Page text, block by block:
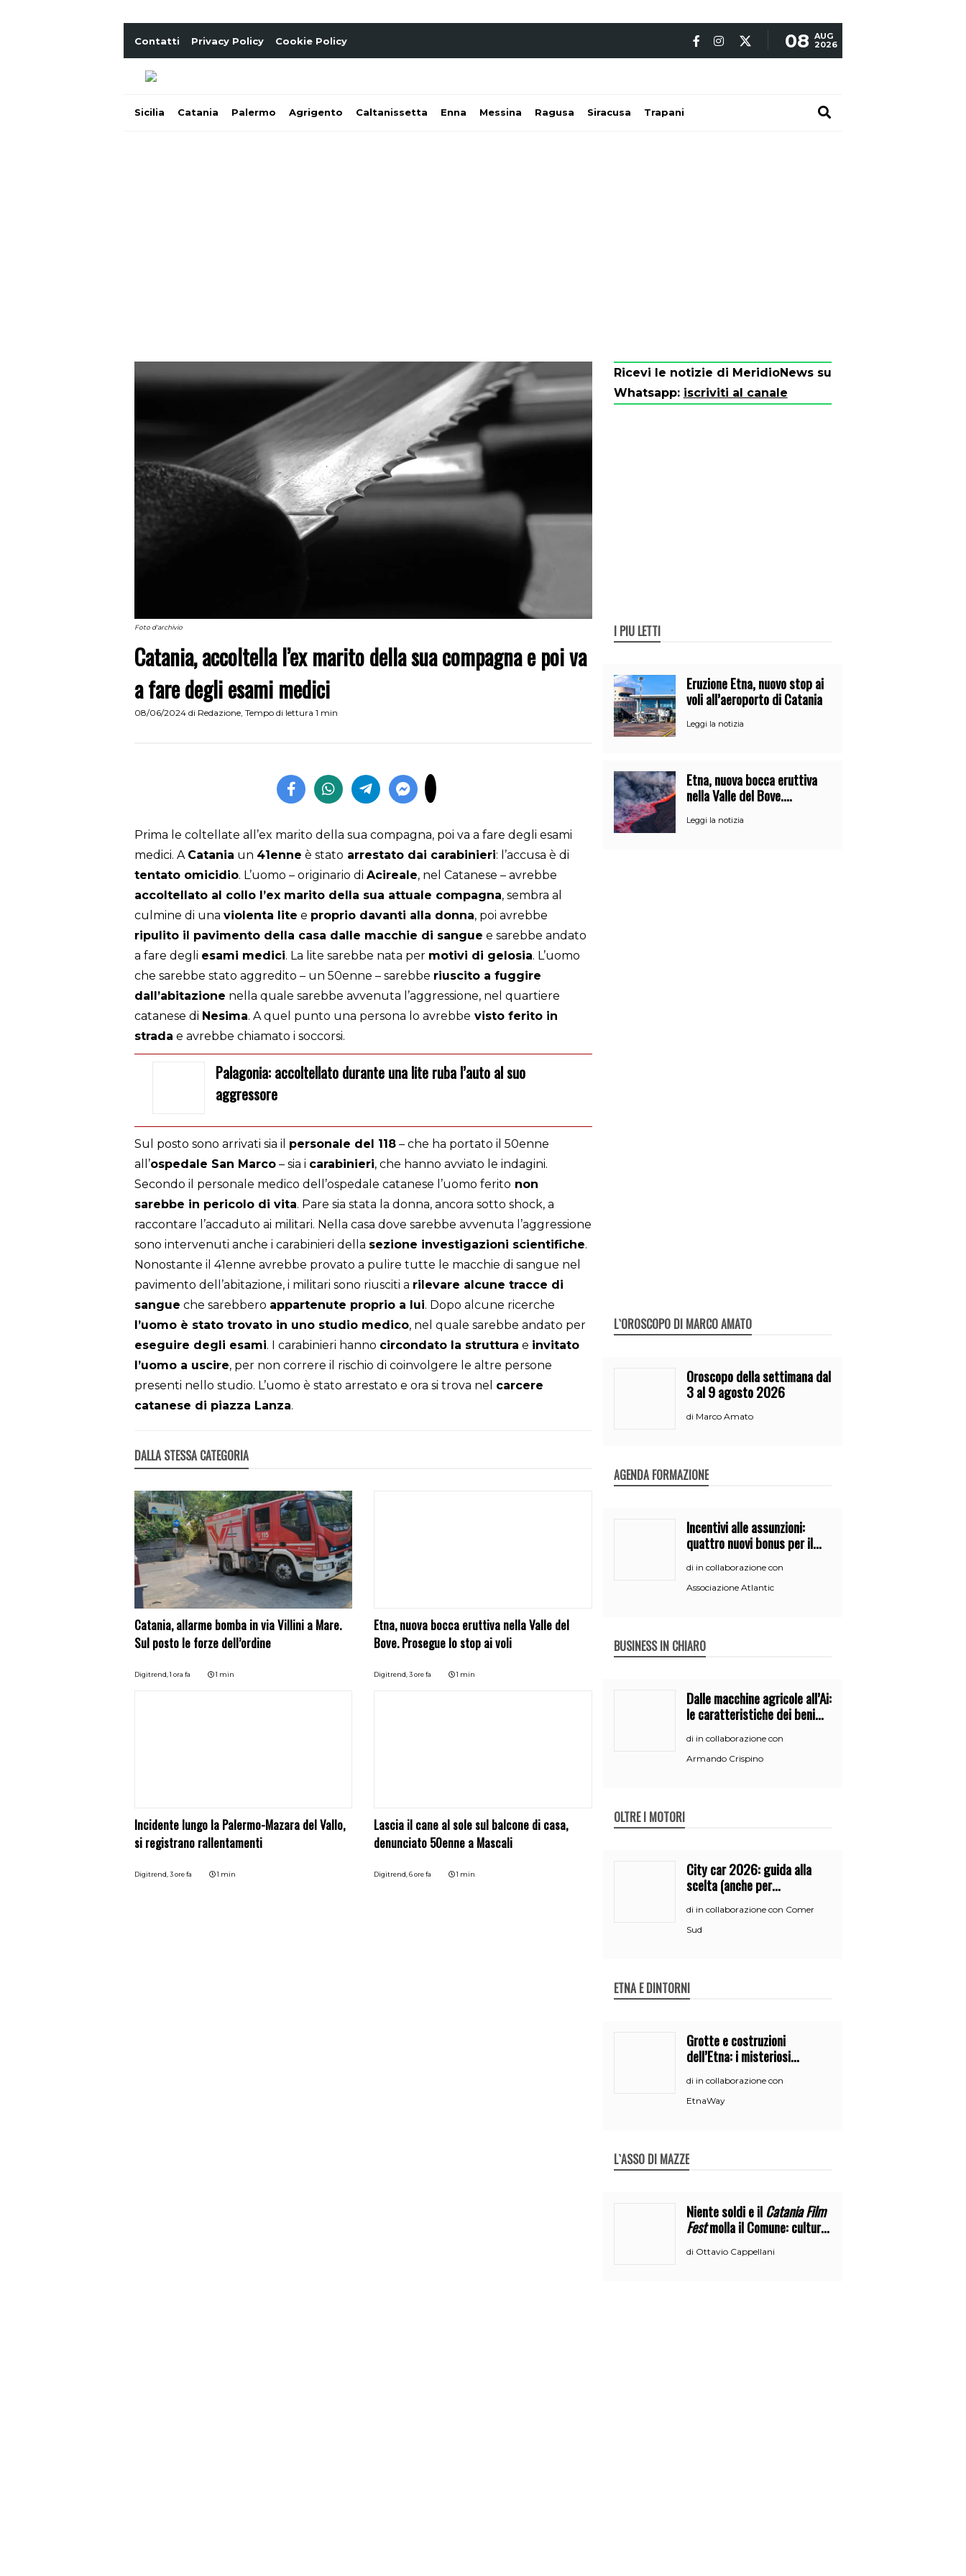
Contatti Privacy Policy Cookie Policy 08 AUG
2026
Sicilia Catania Palermo Agrigento Caltanissetta Enna Messina Ragusa Siracusa Trapani
Foto d'archivio
Catania, accoltella l’ex marito della sua compagna e poi va
a fare degli esami medici
08/06/2024 di Redazione, Tempo di lettura 1 min
Prima le coltellate all’ex marito della sua compagna, poi va a fare degli esami
medici. A Catania un 41enne è stato arrestato dai carabinieri: l’accusa è di
tentato omicidio. L’uomo – originario di Acireale, nel Catanese – avrebbe
accoltellato al collo l’ex marito della sua attuale compagna, sembra al
culmine di una violenta lite e proprio davanti alla donna, poi avrebbe
ripulito il pavimento della casa dalle macchie di sangue e sarebbe andato
a fare degli esami medici. La lite sarebbe nata per motivi di gelosia. L’uomo
che sarebbe stato aggredito – un 50enne – sarebbe riuscito a fuggire
dall’abitazione nella quale sarebbe avvenuta l’aggressione, nel quartiere
catanese di Nesima. A quel punto una persona lo avrebbe visto ferito in
strada e avrebbe chiamato i soccorsi.
Palagonia: accoltellato durante una lite ruba l’auto al suo
aggressore
Sul posto sono arrivati sia il personale del 118 – che ha portato il 50enne
all’ospedale San Marco – sia i carabinieri, che hanno avviato le indagini.
Secondo il personale medico dell’ospedale catanese l’uomo ferito non
sarebbe in pericolo di vita. Pare sia stata la donna, ancora sotto shock, a
raccontare l’accaduto ai militari. Nella casa dove sarebbe avvenuta l’aggressione
sono intervenuti anche i carabinieri della sezione investigazioni scientifiche.
Nonostante il 41enne avrebbe provato a pulire tutte le macchie di sangue nel
pavimento dell’abitazione, i militari sono riusciti a rilevare alcune tracce di
sangue che sarebbero appartenute proprio a lui. Dopo alcune ricerche
l’uomo è stato trovato in uno studio medico, nel quale sarebbe andato per
eseguire degli esami. I carabinieri hanno circondato la struttura e invitato
l’uomo a uscire, per non correre il rischio di coinvolgere le altre persone
presenti nello studio. L’uomo è stato arrestato e ora si trova nel carcere
catanese di piazza Lanza.
DALLA STESSA CATEGORIA
Catania, allarme bomba in via Villini a Mare.
Sul posto le forze dell’ordine
Digitrend,1 ora fa 1 min
Etna, nuova bocca eruttiva nella Valle del
Bove. Prosegue lo stop ai voli
Digitrend,3 ore fa 1 min
Incidente lungo la Palermo-Mazara del Vallo,
si registrano rallentamenti
Digitrend, 3 ore fa 1 min
Lascia il cane al sole sul balcone di casa,
denunciato 50enne a Mascali
Digitrend,6 ore fa 1 min
Ricevi le notizie di MeridioNews su
Whatsapp: iscriviti al canale
I PIÙ LETTI
Eruzione Etna, nuovo stop ai
voli all’aeroporto di Catania
Leggi la notizia
Etna, nuova bocca eruttiva
nella Valle del Bove.
Leggi la notizia
L`OROSCOPO DI MARCO AMATO
Oroscopo della settimana dal
3 al 9 agosto 2026
di Marco Amato
AGENDA FORMAZIONE
Incentivi alle assunzioni:
quattro nuovi bonus per il
di in collaborazione con
Associazione Atlantic
BUSINESS IN CHIARO
Dalle macchine agricole all’Ai:
le caratteristiche dei beni
all’iperammortamento
di in collaborazione con
Armando Crispino
OLTRE I MOTORI
City car 2026: guida alla
scelta (anche per
neopatentati)
di in collaborazione con Comer
Sud
ETNA E DINTORNI
Grotte e costruzioni
dell’Etna: i misteriosi
di in collaborazione con
EtnaWay
L`ASSO DI MAZZE
Niente soldi e ilCatania Film
Festmolla il Comune: cultura
di Ottavio Cappellani